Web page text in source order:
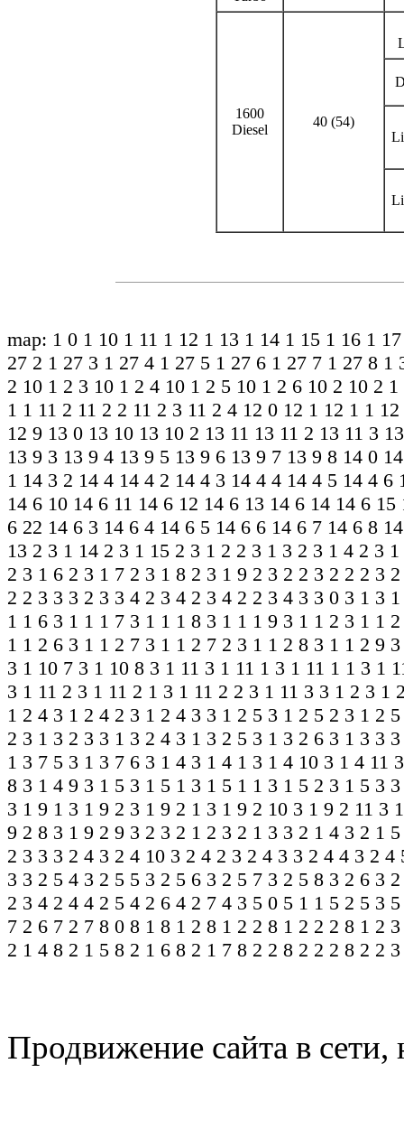
1600
Diesel
40 (54)
map: 1 0 1 10 1 11 1 12 1 13 1 14 1 15 1 16 1 17
27 2 1 27 3 1 27 4 1 27 5 1 27 6 1 27 7 1 27 8 1
2 10 1 2 3 10 1 2 4 10 1 2 5 10 1 2 6 10 2 10 2 1
1 1 11 2 11 2 2 11 2 3 11 2 4 12 0 12 1 12 1 1
12 9 13 0 13 10 13 10 2 13 11 13 11 2 13 11 3
13 9 3 13 9 4 13 9 5 13 9 6 13 9 7 13 9 8 14 0
1 14 3 2 14 4 14 4 2 14 4 3 14 4 4 14 4 5 14 4 6
14 6 10 14 6 11 14 6 12 14 6 13 14 6 14 14 6 15
6 22 14 6 3 14 6 4 14 6 5 14 6 6 14 6 7 14 6 8
13 2 3 1 14 2 3 1 15 2 3 1 2 2 3 1 3 2 3 1 4 2 3
2 3 1 6 2 3 1 7 2 3 1 8 2 3 1 9 2 3 2 2 3 2 2 2 3
2 2 3 3 3 2 3 3 4 2 3 4 2 3 4 2 2 3 4 3 3 0 3 1 3
1 1 6 3 1 1 1 7 3 1 1 1 8 3 1 1 1 9 3 1 1 2 3 1 1
1 1 2 6 3 1 1 2 7 3 1 1 2 7 2 3 1 1 2 8 3 1 1 2 9
3 1 10 7 3 1 10 8 3 1 11 3 1 11 1 3 1 11 1 1 3 1
3 1 11 2 3 1 11 2 1 3 1 11 2 2 3 1 11 3 3 1 2 3 1
1 2 4 3 1 2 4 2 3 1 2 4 3 3 1 2 5 3 1 2 5 2 3 1 2
2 3 1 3 2 3 3 1 3 2 4 3 1 3 2 5 3 1 3 2 6 3 1 3 3
1 3 7 5 3 1 3 7 6 3 1 4 3 1 4 1 3 1 4 10 3 1 4 11
8 3 1 4 9 3 1 5 3 1 5 1 3 1 5 1 1 3 1 5 2 3 1 5 3
3 1 9 1 3 1 9 2 3 1 9 2 1 3 1 9 2 10 3 1 9 2 11 3
9 2 8 3 1 9 2 9 3 2 3 2 1 2 3 2 1 3 3 2 1 4 3 2 1 5
2 3 3 3 2 4 3 2 4 10 3 2 4 2 3 2 4 3 3 2 4 4 3 2 4
3 3 2 5 4 3 2 5 5 3 2 5 6 3 2 5 7 3 2 5 8 3 2 6 3
2 3 4 2 4 4 2 5 4 2 6 4 2 7 4 3 5 0 5 1 1 5 2 5 3
7 2 6 7 2 7 8 0 8 1 8 1 2 8 1 2 2 8 1 2 2 2 8 1 2 3
2 1 4 8 2 1 5 8 2 1 6 8 2 1 7 8 2 2 8 2 2 2 8 2 2 3
Продвижение сайта в сети,